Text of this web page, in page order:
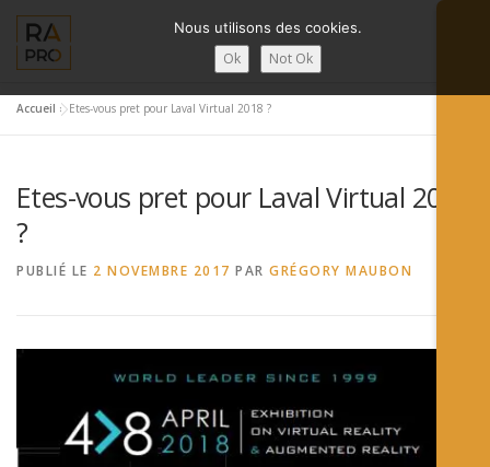
contenu
ACTUALITÉ DE LA RA CONTACTS FRANÇAIS
English
日本語
Accueil »Etes-vous pret pour Laval Virtual 2018 ?
Etes-vous pret pour Laval Virtual 2018
?
PUBLIÉ LE 2 NOVEMBRE 2017 PAR GRÉGORY MAUBON
Nous utilisons des cookies.
Ok Not Ok